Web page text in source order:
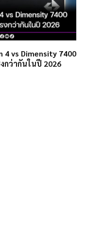
4 vs Dimensity 7400
กว่ากันในปี 2026